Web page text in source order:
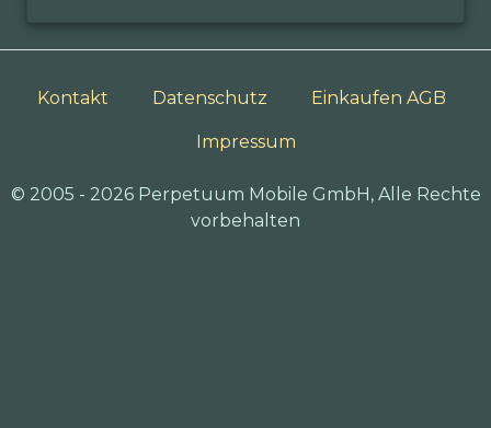
Kontakt Datenschutz Einkaufen AGB
Impressum
© 2005 - 2026 Perpetuum Mobile GmbH, Alle Rechte
vorbehalten